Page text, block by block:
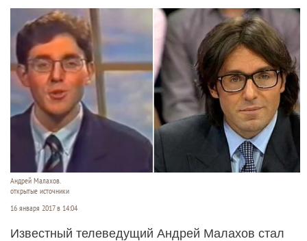
Андрей Малахов.
открытые источники
16 января 2017 в 14:04
Известный телеведущий Андрей Малахов стал